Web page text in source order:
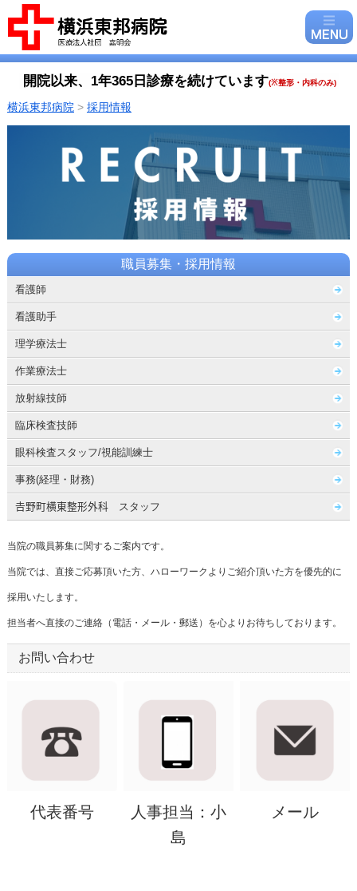
開院以来、1年365日診療を続けています(※整形・内科のみ)
横浜東邦病院 > 採用情報
職員募集・採用情報
看護師
看護助手
理学療法士
作業療法士
放射線技師
臨床検査技師
眼科検査スタッフ/視能訓練士
事務(経理・財務)
𠮷野町横東整形外科 スタッフ
当院の職員募集に関するご案内です。
当院では、直接ご応募頂いた方、ハローワークよりご紹介頂いた方を優先的に
採用いたします。
担当者へ直接のご連絡（電話・メール・郵送）を心よりお待ちしております。
お問い合わせ
代表番号
人事担当：小
島
メール